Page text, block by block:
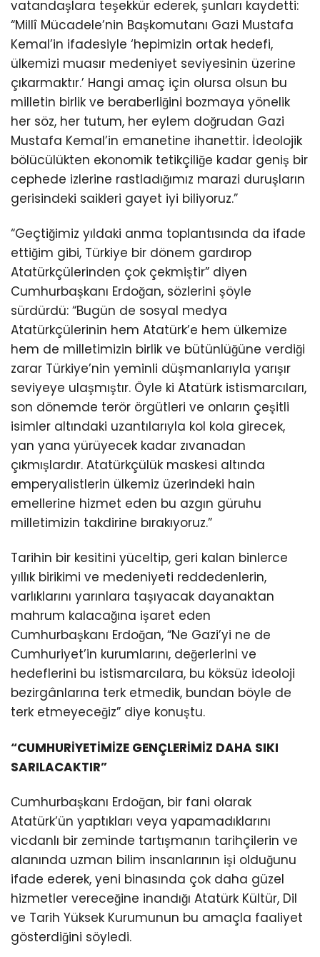
vatandaşlara teşekkür ederek, şunları kaydetti:
“Millî Mücadele’nin Başkomutanı Gazi Mustafa
Kemal’in ifadesiyle ‘hepimizin ortak hedefi,
ülkemizi muasır medeniyet seviyesinin üzerine
çıkarmaktır.’ Hangi amaç için olursa olsun bu
milletin birlik ve beraberliğini bozmaya yönelik
her söz, her tutum, her eylem doğrudan Gazi
Mustafa Kemal’in emanetine ihanettir. İdeolojik
bölücülükten ekonomik tetikçiliğe kadar geniş bir
cephede izlerine rastladığımız marazi duruşların
gerisindeki saikleri gayet iyi biliyoruz.”
“Geçtiğimiz yıldaki anma toplantısında da ifade
ettiğim gibi, Türkiye bir dönem gardırop
Atatürkçülerinden çok çekmiştir” diyen
Cumhurbaşkanı Erdoğan, sözlerini şöyle
sürdürdü: “Bugün de sosyal medya
Atatürkçülerinin hem Atatürk’e hem ülkemize
hem de milletimizin birlik ve bütünlüğüne verdiği
zarar Türkiye’nin yeminli düşmanlarıyla yarışır
seviyeye ulaşmıştır. Öyle ki Atatürk istismarcıları,
son dönemde terör örgütleri ve onların çeşitli
isimler altındaki uzantılarıyla kol kola girecek,
yan yana yürüyecek kadar zıvanadan
çıkmışlardır. Atatürkçülük maskesi altında
emperyalistlerin ülkemiz üzerindeki hain
emellerine hizmet eden bu azgın güruhu
milletimizin takdirine bırakıyoruz.”
Tarihin bir kesitini yüceltip, geri kalan binlerce
yıllık birikimi ve medeniyeti reddedenlerin,
varlıklarını yarınlara taşıyacak dayanaktan
mahrum kalacağına işaret eden
Cumhurbaşkanı Erdoğan, “Ne Gazi’yi ne de
Cumhuriyet’in kurumlarını, değerlerini ve
hedeflerini bu istismarcılara, bu köksüz ideoloji
bezirgânlarına terk etmedik, bundan böyle de
terk etmeyeceğiz” diye konuştu.
“CUMHURİYETİMİZE GENÇLERİMİZ DAHA SIKI
SARILACAKTIR”
Cumhurbaşkanı Erdoğan, bir fani olarak
Atatürk’ün yaptıkları veya yapamadıklarını
vicdanlı bir zeminde tartışmanın tarihçilerin ve
alanında uzman bilim insanlarının işi olduğunu
ifade ederek, yeni binasında çok daha güzel
hizmetler vereceğine inandığı Atatürk Kültür, Dil
ve Tarih Yüksek Kurumunun bu amaçla faaliyet
gösterdiğini söyledi.